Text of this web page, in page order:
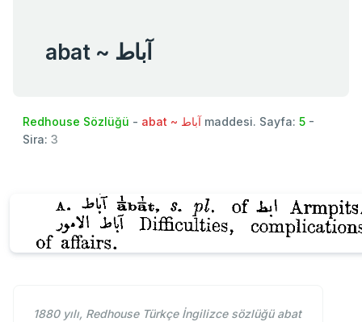
abat ~ آباط
Redhouse Sözlüğü - abat ~ آباط maddesi. Sayfa: 5 -
Sira: 3
1880 yılı, Redhouse Türkçe İngilizce sözlüğü abat